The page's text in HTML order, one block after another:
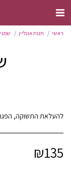
ראשי חנות אונליין
להעלאת התשוקה,
₪135